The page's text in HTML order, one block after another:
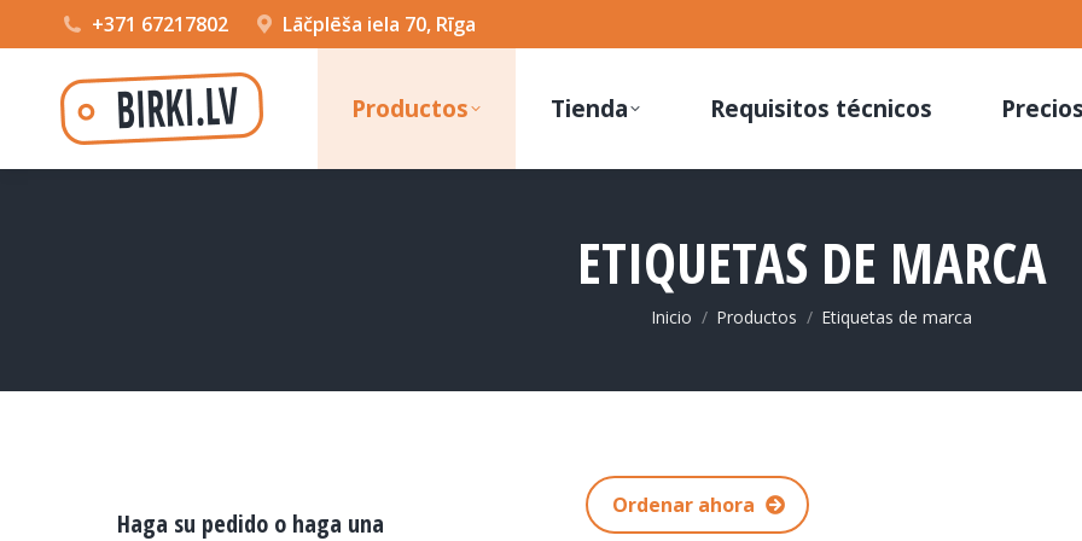
+371 67217802 Lāčplēša iela 70, Rīga
Productos Tienda Requisitos técnicos Precios
ETIQUETAS DE MARCA
Estás aquí:
Inicio Productos Etiquetas de marca
Ordenar ahora
Haga su pedido o haga una